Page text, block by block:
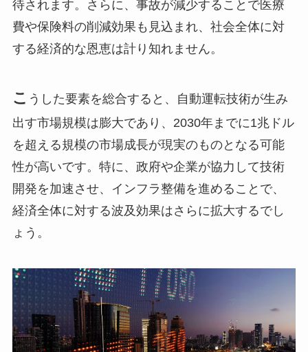
待されます。さらに、事故が減少することで医療
費や保険料の削減効果も見込まれ、社会全体に対
する経済的な恩恵は計り知れません。
こ うした要素を総合すると、自動運転技術が生み
出す市場規模は膨大であり、2030年までに1兆ドル
を超える規模の市場成長が現実のものとなる可能
性が高いです。特に、政府や企業が協力して技術
開発を加速させ、インフラ整備を進めることで、
経済全体に対する波及効果はさらに拡大するでし
ょう。